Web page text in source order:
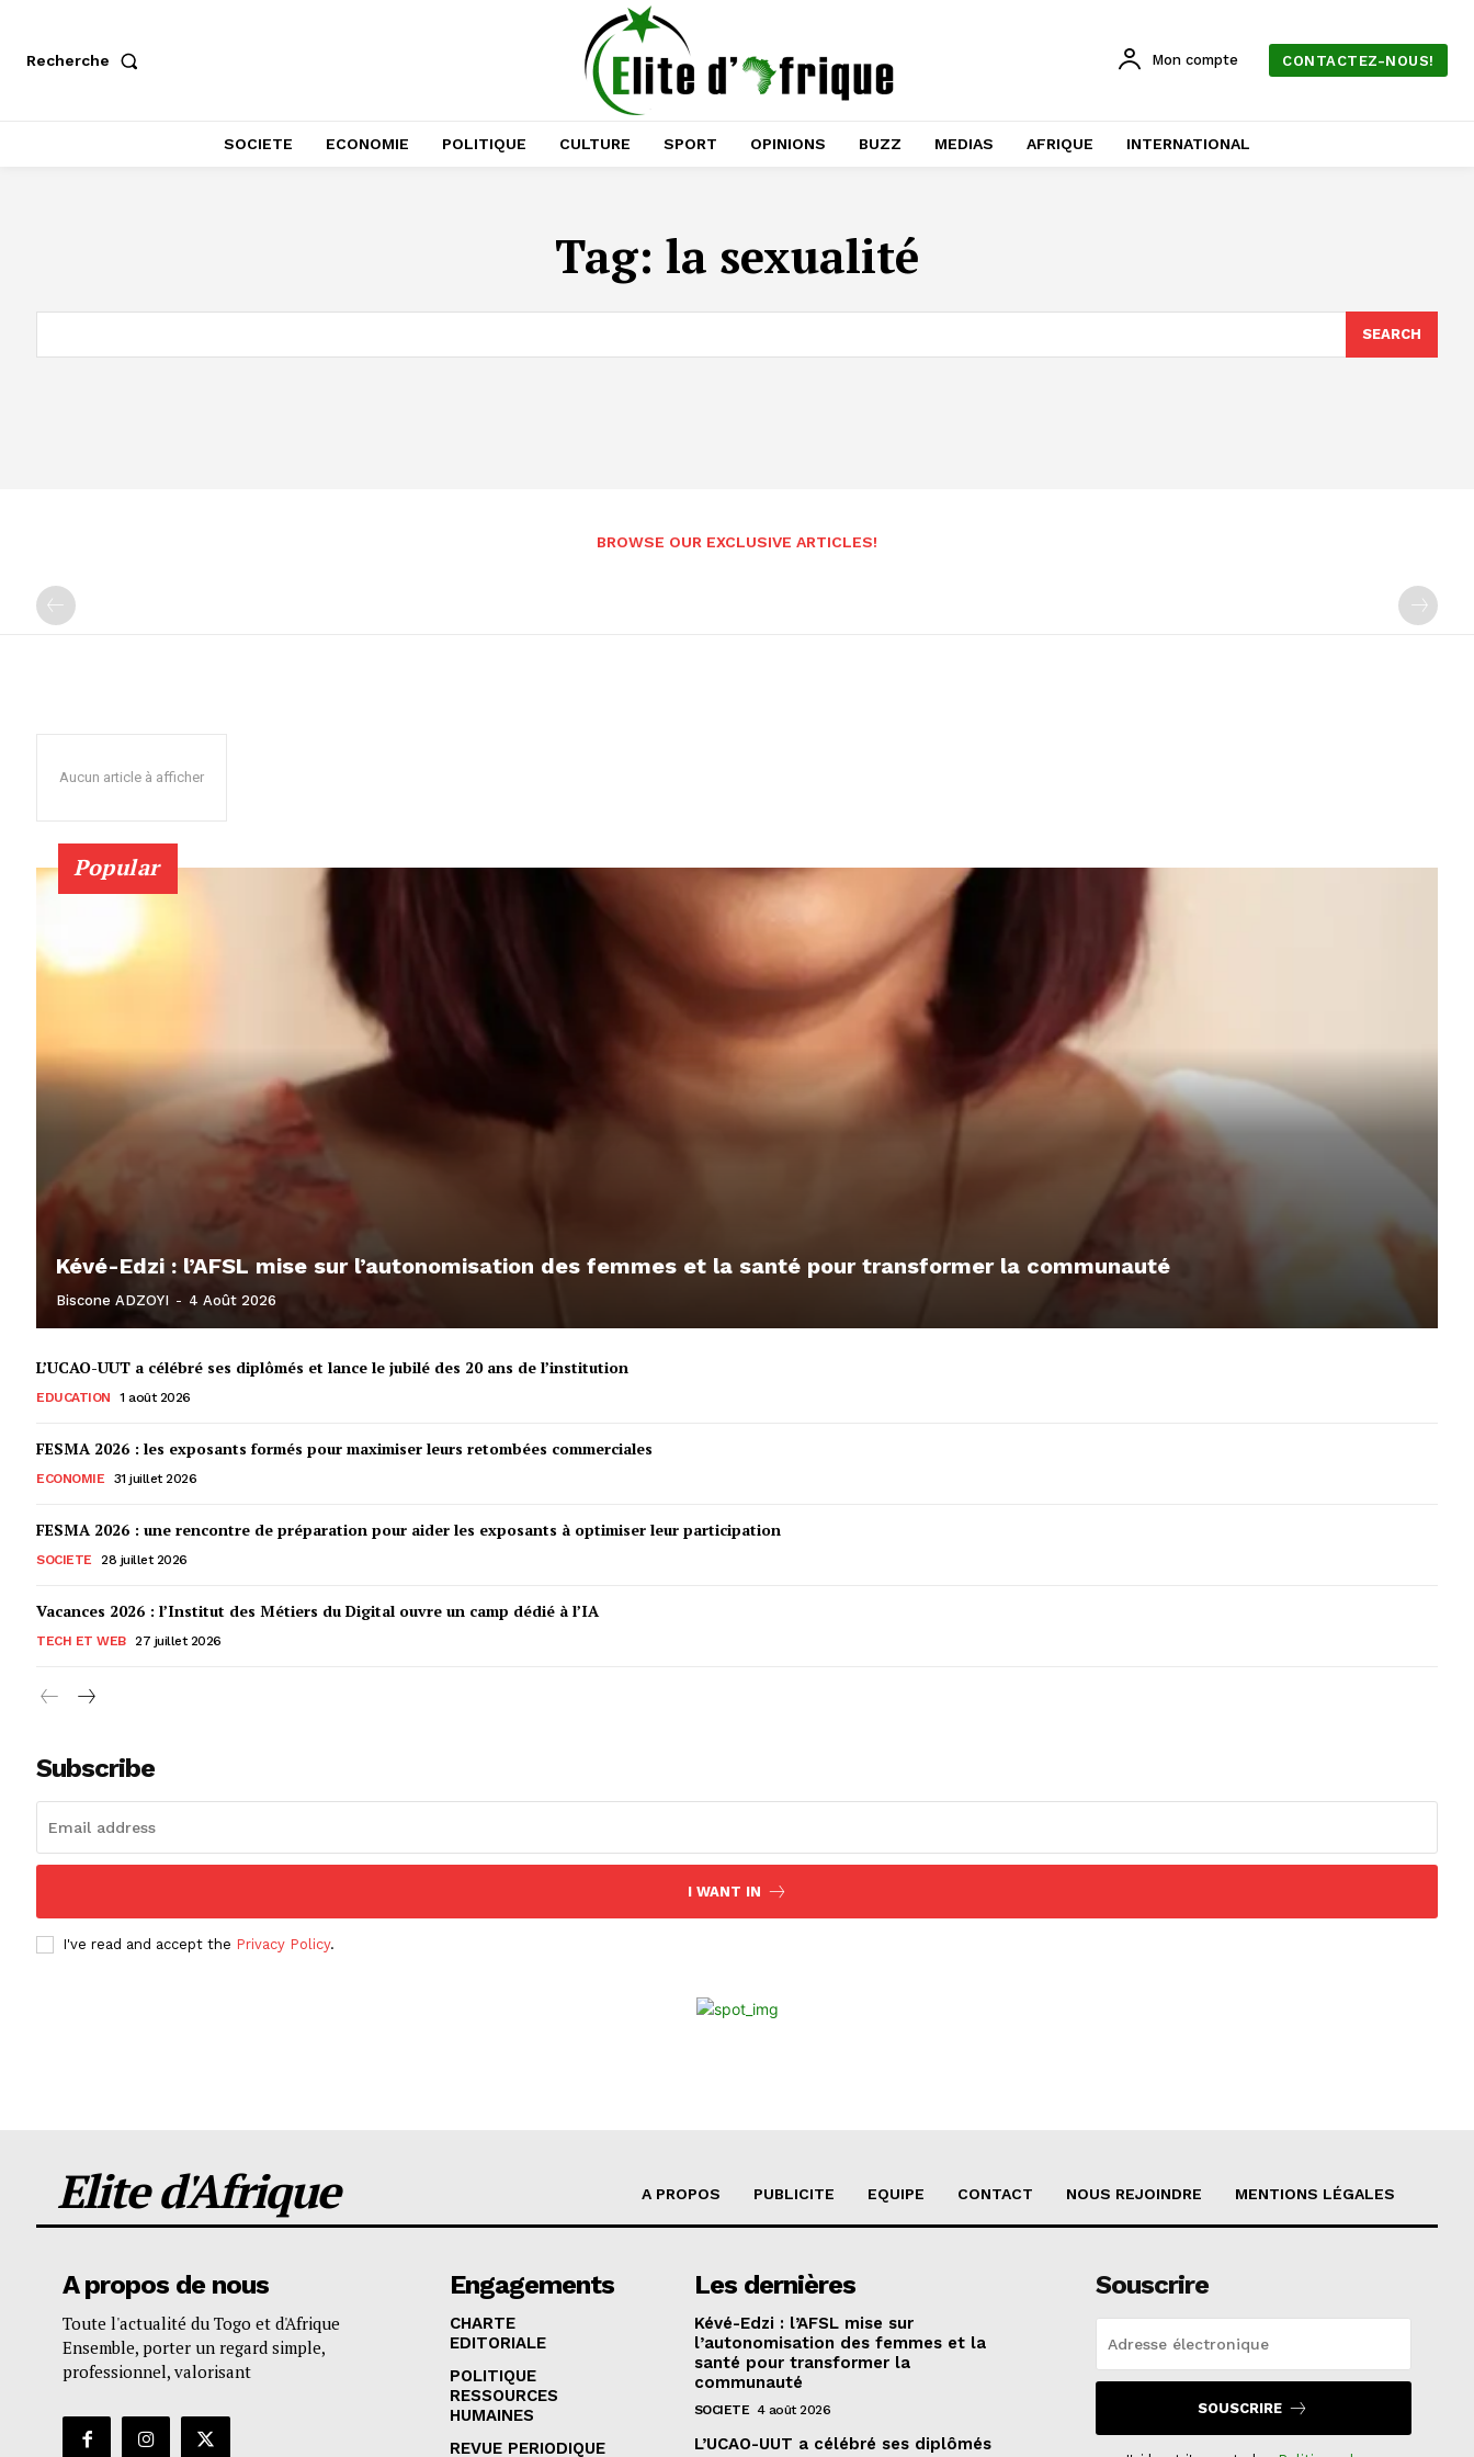
Recherche Mon compte CONTACTEZ-NOUS!
SOCIETE ECONOMIE POLITIQUE CULTURE SPORT OPINIONS BUZZ MEDIAS AFRIQUE INTERNATIONAL
Tag: la sexualité
SEARCH
BROWSE OUR EXCLUSIVE ARTICLES!
Aucun article à afficher
Popular
Kévé-Edzi : l’AFSL mise sur l’autonomisation des femmes et la santé pour transformer la communauté
Biscone ADZOYI - 4 Août 2026
L’UCAO-UUT a célébré ses diplômés et lance le jubilé des 20 ans de l’institution
EDUCATION 1 août 2026
FESMA 2026 : les exposants formés pour maximiser leurs retombées commerciales
ECONOMIE 31 juillet 2026
FESMA 2026 : une rencontre de préparation pour aider les exposants à optimiser leur participation
SOCIETE 28 juillet 2026
Vacances 2026 : l’Institut des Métiers du Digital ouvre un camp dédié à l’IA
TECH ET WEB 27 juillet 2026
Subscribe
I WANT IN
I've read and accept the Privacy Policy.
Elite d'Afrique A PROPOS PUBLICITE EQUIPE CONTACT NOUS REJOINDRE MENTIONS LÉGALES
A propos de nous
Toute l'actualité du Togo et d'Afrique
Ensemble, porter un regard simple,
professionnel, valorisant
Engagements
CHARTE
EDITORIALE
POLITIQUE
RESSOURCES
HUMAINES
REVUE PERIODIQUE
Les dernières
Kévé-Edzi : l’AFSL mise sur
l’autonomisation des femmes et la
santé pour transformer la
communauté
SOCIETE 4 août 2026
L’UCAO-UUT a célébré ses diplômés
Souscrire
SOUSCRIRE